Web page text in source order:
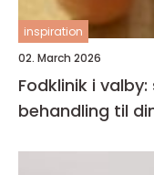
inspiration
02. March 2026
Fodklinik i
behandling til